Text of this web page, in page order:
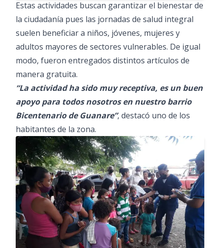
Estas actividades buscan garantizar el bienestar de
la ciudadanía pues las jornadas de salud integral
suelen beneficiar a niños, jóvenes, mujeres y
adultos mayores de sectores vulnerables. De igual
modo, fueron entregados distintos artículos de
manera gratuita.
“La actividad ha sido muy receptiva, es un buen
apoyo para todos nosotros en nuestro barrio
Bicentenario de Guanare”, destacó uno de los
habitantes de la zona.